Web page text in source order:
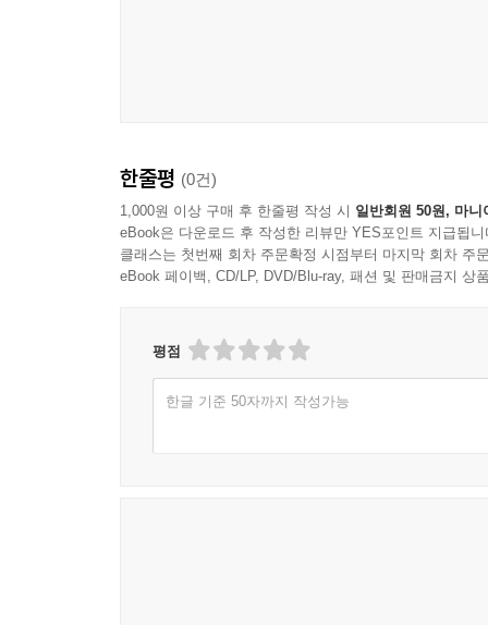
한줄평 (0건)
1,000원 이상 구매 후 한줄평 작성 시 일반회원 50원, 마니
eBook은 다운로드 후 작성한 리뷰만 YES포인트 지급됩니
클래스는 첫번째 회차 주문확정 시점부터 마지막 회차 주
eBook 페이백, CD/LP, DVD/Blu-ray, 패션 및 판매금지 상
평점
한글 기준 50자까지 작성가능